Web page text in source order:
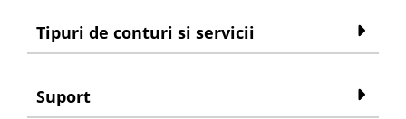
Tipuri de conturi si servicii
Suport